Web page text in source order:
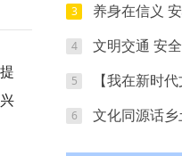
3 养身在信义 安心在邻
4 文明交通 安全出行，知
5 【我在新时代文明实践站过
6 文化同源话乡土 好物连心促交融，